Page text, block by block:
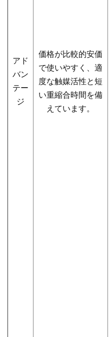
アド
バン
テー
ジ
価格が比較的安価
で使いやすく、適
度な触媒活性と短
い重縮合時間を備
えています。